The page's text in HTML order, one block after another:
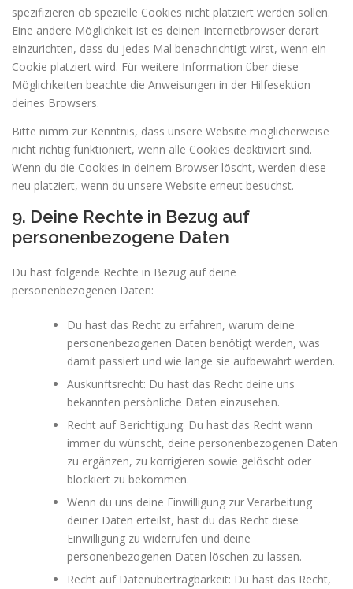
spezifizieren ob spezielle Cookies nicht platziert werden sollen.
Eine andere Möglichkeit ist es deinen Internetbrowser derart
einzurichten, dass du jedes Mal benachrichtigt wirst, wenn ein
Cookie platziert wird. Für weitere Information über diese
Möglichkeiten beachte die Anweisungen in der Hilfesektion
deines Browsers.
Bitte nimm zur Kenntnis, dass unsere Website möglicherweise
nicht richtig funktioniert, wenn alle Cookies deaktiviert sind.
Wenn du die Cookies in deinem Browser löscht, werden diese
neu platziert, wenn du unsere Website erneut besuchst.
9. Deine Rechte in Bezug auf
personenbezogene Daten
Du hast folgende Rechte in Bezug auf deine
personenbezogenen Daten:
Du hast das Recht zu erfahren, warum deine
personenbezogenen Daten benötigt werden, was
damit passiert und wie lange sie aufbewahrt werden.
Auskunftsrecht: Du hast das Recht deine uns
bekannten persönliche Daten einzusehen.
Recht auf Berichtigung: Du hast das Recht wann
immer du wünscht, deine personenbezogenen Daten
zu ergänzen, zu korrigieren sowie gelöscht oder
blockiert zu bekommen.
Wenn du uns deine Einwilligung zur Verarbeitung
deiner Daten erteilst, hast du das Recht diese
Einwilligung zu widerrufen und deine
personenbezogenen Daten löschen zu lassen.
Recht auf Datenübertragbarkeit: Du hast das Recht,